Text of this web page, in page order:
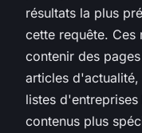
résultats la plus
cette requête. Ces
contenir des
articles
listes
contenus plus